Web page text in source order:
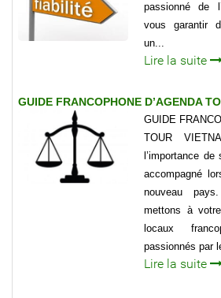
passionné de
vous garantir
un...
Lire la suite
GUIDE FRANCOPHONE D’AGENDA
GUIDE
TOUR
l’importance
accompagné
nouveau
mettons à
locaux
passionnés par
Lire la suite